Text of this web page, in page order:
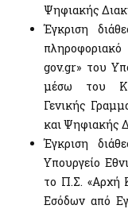
Φύλλα Υπολογισμού
Οδηγίες - Έντυπα
e-Έντυπα
Λοιπές Υπηρεσίες Δ.Δ.
Εθνικό Μητρώο
Κράτος φιλικό προς
Υπηρεσία
Πληροφοριακών
Εξωδικαστικός
Μητρώο Δεξαμενών
Μητρώο Πραγματικών
Προστασία
υπαγωγής στη
αποπληρωμή
Know Your Business –
Σύστημα
Ψηφιακής
Έγκριση
gov.gr» του
μέσω του
Γενικής
και Ψηφιακής
Έγκριση
Υπουργείο
το Π.Σ. «Αρχή
Εσόδων από